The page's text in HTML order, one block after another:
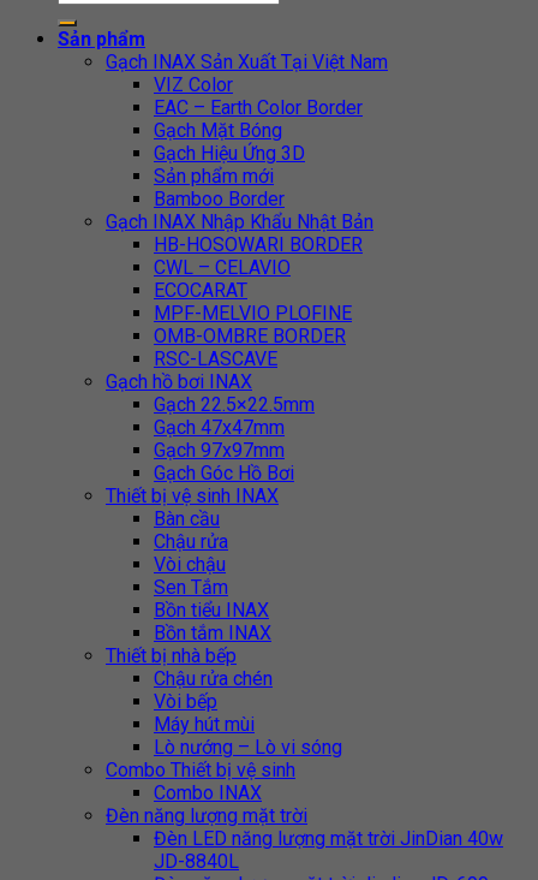
Sản phẩm
Gạch INAX Sản Xuất Tại Việt Nam
VIZ Color
EAC – Earth Color Border
Gạch Mặt Bóng
Gạch Hiệu Ứng 3D
Sản phẩm mới
Bamboo Border
Gạch INAX Nhập Khẩu Nhật Bản
HB-HOSOWARI BORDER
CWL – CELAVIO
ECOCARAT
MPF-MELVIO PLOFINE
OMB-OMBRE BORDER
RSC-LASCAVE
Gạch hồ bơi INAX
Gạch 22.5×22.5mm
Gạch 47x47mm
Gạch 97x97mm
Gạch Góc Hồ Bơi
Thiết bị vệ sinh INAX
Bàn cầu
Chậu rửa
Vòi chậu
Sen Tắm
Bồn tiểu INAX
Bồn tắm INAX
Thiết bị nhà bếp
Chậu rửa chén
Vòi bếp
Máy hút mùi
Lò nướng – Lò vi sóng
Combo Thiết bị vệ sinh
Combo INAX
Đèn năng lượng mặt trời
Đèn LED năng lượng mặt trời JinDian 40w
JD-8840L